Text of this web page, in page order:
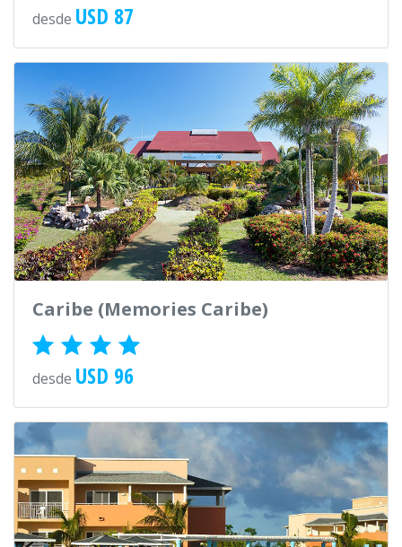
desde USD 87
Caribe (Memories Caribe)
desde USD 96